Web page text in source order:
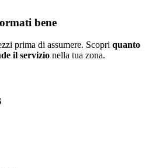
bene
prima di assumere. Scopri quanto
il servizio nella tua zona.